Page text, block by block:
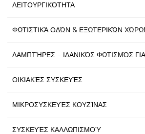
ΛΕΙΤΟΥΡΓΙΚΌΤΗΤΑ
ΦΩΤΙΣΤΙΚΆ ΟΔΏΝ & ΕΞΩΤΕΡΙΚΏΝ
ΛΑΜΠΤΉΡΕΣ – ΙΔΑΝΙΚΌΣ ΦΩΤΙΣΜΌΣ
ΟΙΚΙΑΚΈΣ ΣΥΣΚΕΥΈΣ
ΜΙΚΡΟΣΥΣΚΕΥΈΣ ΚΟΥΖΊΝΑΣ
ΣΥΣΚΕΥΈΣ ΚΑΛΛΩΠΙΣΜΟΎ